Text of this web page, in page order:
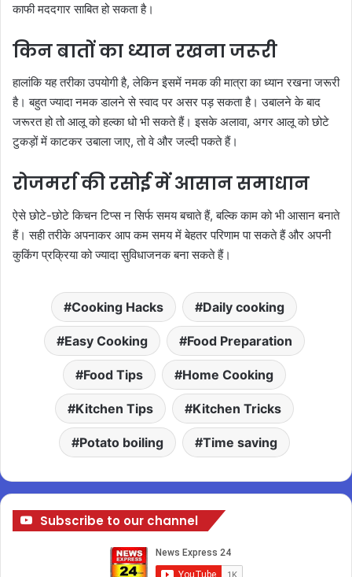
काफी मददगार साबित हो सकता है।
किन बातों का ध्यान रखना जरूरी
हालांकि यह तरीका उपयोगी है, लेकिन इसमें नमक की मात्रा का ध्यान रखना जरूरी
है। बहुत ज्यादा नमक डालने से स्वाद पर असर पड़ सकता है। उबालने के बाद
जरूरत हो तो आलू को हल्का धो भी सकते हैं। इसके अलावा, अगर आलू को छोटे
टुकड़ों में काटकर उबाला जाए, तो वे और जल्दी पकते हैं।
रोजमर्रा की रसोई में आसान समाधान
ऐसे छोटे-छोटे किचन टिप्स न सिर्फ समय बचाते हैं, बल्कि काम को भी आसान बनाते
हैं। सही तरीके अपनाकर आप कम समय में बेहतर परिणाम पा सकते हैं और अपनी
कुकिंग प्रक्रिया को ज्यादा सुविधाजनक बना सकते हैं।
Cooking Hacks Daily cooking
Easy Cooking Food Preparation
Food Tips Home Cooking
Kitchen Tips Kitchen Tricks
Potato boiling Time saving
Subscribe to our channel